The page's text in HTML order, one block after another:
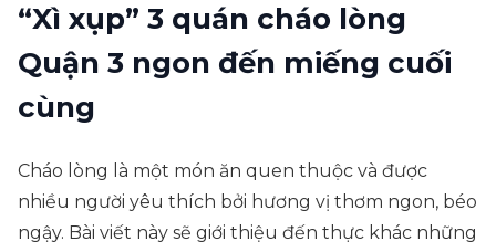
“Xì xụp” 3 quán cháo lòng
Quận 3 ngon đến miếng cuối
cùng
Cháo lòng là một món ăn quen thuộc và được
nhiều người yêu thích bởi hương vị thơm ngon, béo
ngậy. Bài viết này sẽ giới thiệu đến thực khác những